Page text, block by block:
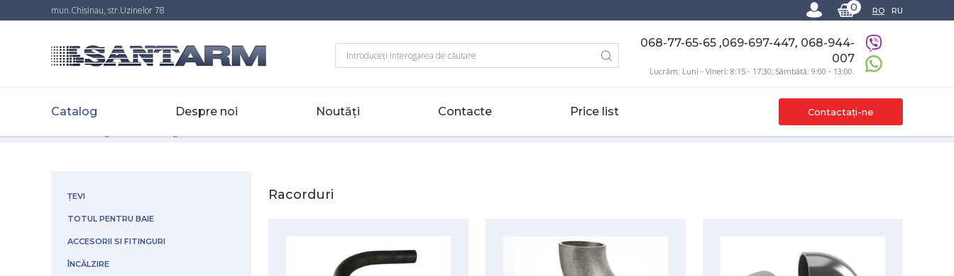
mun.Chisinau, str.Uzinelor 78 0 RO RU
068-77-65-65 ,069-697-447, 068-944-
007
Lucrăm: Luni - Vineri: 8:15 - 17:30; Sâmbătă: 9:00 - 13:00.
Catalog Despre noi Noutăți Contacte Price list Contactați-ne
ȚEVI
TOTUL PENTRU BAIE
ACCESORII SI FITINGURI
ÎNCĂLZIRE
Racorduri